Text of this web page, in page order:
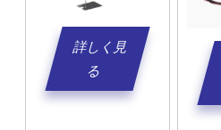
詳しく見
る